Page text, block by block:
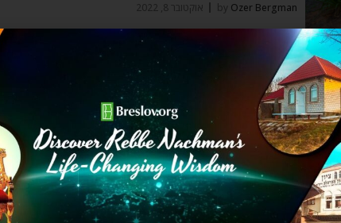
by Ozer Bergman אוקטובר 8, 2022
כשחושבים על חודש הפתיחה של השנה היהודית, אי
אפשר להתעלם מהמתנה המיוחדת שהוא מעניק
מעגל החיים
תשרי – עוד תו במנגינה היפה של החיים שלנו